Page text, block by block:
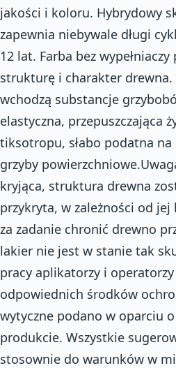
jakości i koloru. Hybrydowy
zapewnia niebywale długi
12 lat. Farba bez
strukturę i charakter drewna.
wchodzą substancje
elastyczna, przepuszczająca
tiksotropu, słabo podatna
grzyby
kryjąca, struktura drewna
przykryta, w zależności od
za zadanie chronić drewno
lakier nie jest w stanie tak
pracy aplikatorzy i
odpowiednich środków
wytyczne podano w oparciu
produkcie. Wszystkie
stosownie do warunków w